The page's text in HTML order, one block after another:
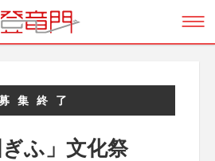
集終了
ぎふ」文化祭